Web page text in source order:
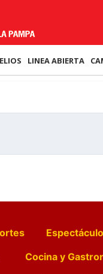
LINEA ABIERTA
Cocina y